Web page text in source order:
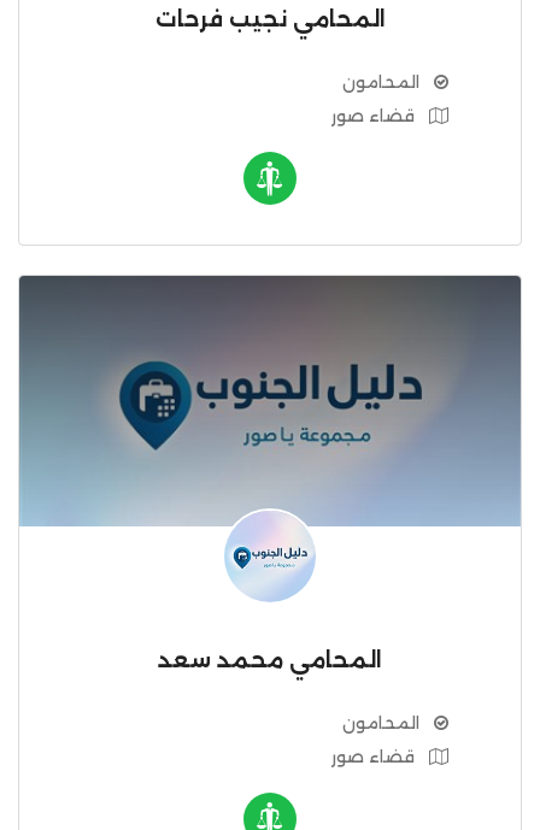
المحامي نجيب فرحات
المحامون
قضاء صور
المحامي محمد سعد
المحامون
قضاء صور